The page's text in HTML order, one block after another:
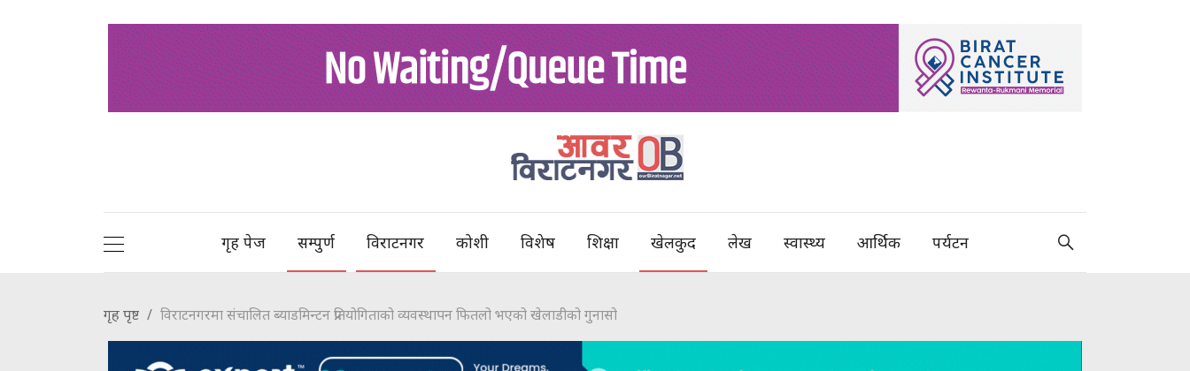
गृह पेज सम्पुर्ण विराटनगर कोशी विशेष शिक्षा खेलकुद लेख स्वास्थ्य आर्थिक पर्यटन
गृह पृष्ट विराटनगरमा संचालित ब्याडमिन्टन प्रतियोगिताको व्यवस्थापन फितलो भएको खेलाडीको गुनासो